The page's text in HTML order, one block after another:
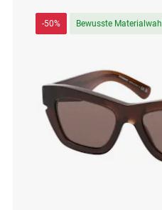
-50% Bewusste Materialwahl